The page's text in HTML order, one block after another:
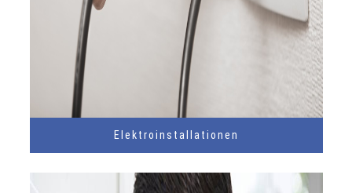
Elektroinstallationen